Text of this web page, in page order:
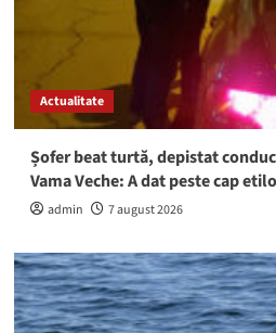
Actualitate
Șofer beat turtă, depistat
Vama Veche: A dat peste cap
admin 7 august 2026